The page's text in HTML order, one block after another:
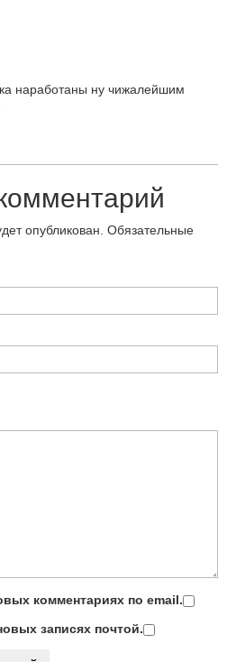
наработаны ну чижалейшим
опубликован. Обязательные
комментариях по email.
записях почтой.